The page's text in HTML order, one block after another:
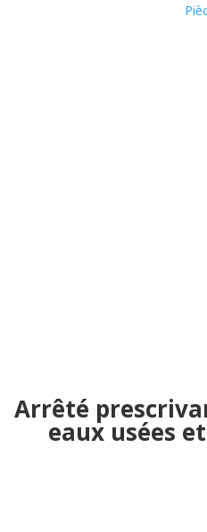
Arrêté
eaux usées